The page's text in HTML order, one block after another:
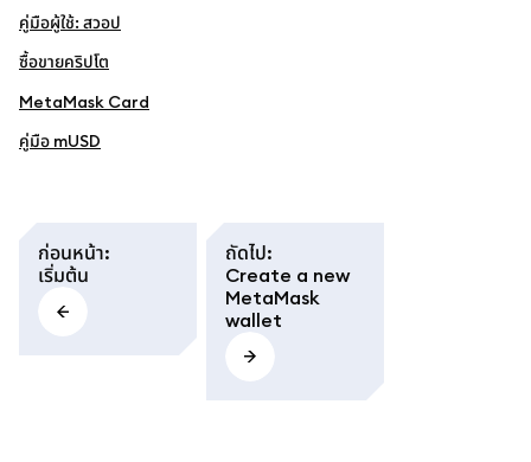
คู่มือผู้ใช้: สวอป
ซื้อขายคริปโต
MetaMask Card
คู่มือ mUSD
ก่อนหน้า:
เริ่มต้น
ถัดไป:
Create a new
MetaMask
wallet